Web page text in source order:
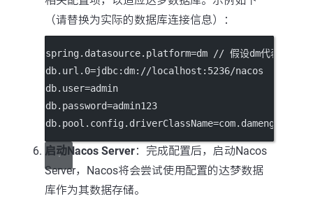
（请替换为实际的数据库连接信息）：
spring.datasource.platform=dm // 假设dm代表达梦数
db.url.0=jdbc:dm://localhost:5236/nacos
db.user=admin
db.password=admin123
启动Nacos Server：完成配置后，启动Nacos
Server，Nacos将会尝试使用配置的达梦数据
库作为其数据存储。